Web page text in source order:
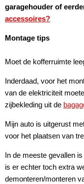
garagehouder of
accessoires?
Montage tips
Moet de kofferruimte
Inderdaad, voor het
van de elektriciteit
zijbekleding uit de
Mijn auto is uitgerust
voor het plaatsen van
In de meeste gevallen
is er echter toch extra
demonteren/monteren